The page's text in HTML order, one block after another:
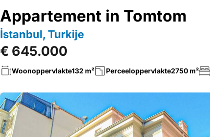
Appartement in Tomtom
İstanbul, Turkije
€ 645.000
Woonoppervlakte132 m² Perceeloppervlakte2750 m²